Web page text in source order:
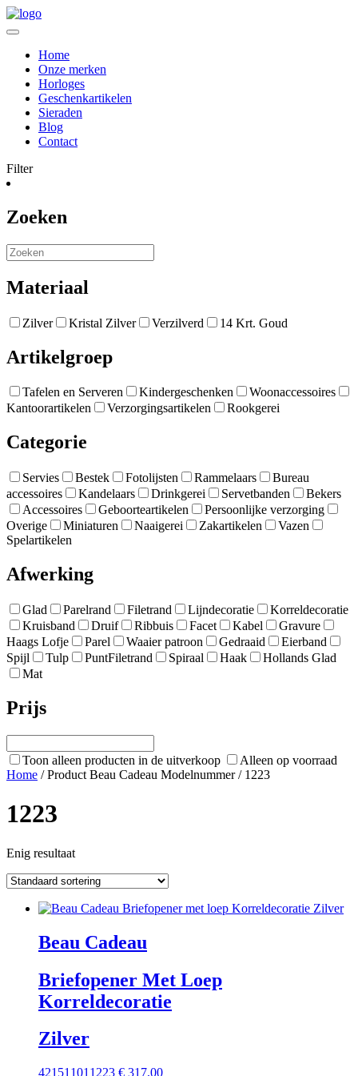
Home
Onze merken
Horloges
Geschenkartikelen
Sieraden
Blog
Contact
Filter
Zoeken
Materiaal
Zilver Kristal Zilver Verzilverd 14 Krt. Goud
Artikelgroep
Tafelen en Serveren Kindergeschenken
Woonaccessoires
Kantoorartikelen
Verzorgingsartikelen Rookgerei
Categorie
Servies Bestek Fotolijsten Rammelaars
Bureau
accessoires
Kandelaars Drinkgerei Servetbanden
Bekers
Accessoires
Geboorteartikelen
Persoonlijke verzorging
Overige
Miniaturen Naaigerei Zakartikelen
Vazen
Spelartikelen
Afwerking
Glad Parelrand Filetrand Lijndecoratie
Korreldecoratie
Kruisband
Druif Ribbuis Facet Kabel
Gravure
Haags Lofje
Parel Waaier patroon Gedraaid
Eierband
Spijl
Tulp PuntFiletrand Spiraal Haak
Hollands Glad
Mat
Prijs
Toon alleen producten in de uitverkoop
Alleen op voorraad
Home / Product Beau Cadeau Modelnummer / 1223
1223
Enig resultaat
Beau Cadeau
Briefopener Met Loep
Korreldecoratie
Zilver
421511011223 € 317,00